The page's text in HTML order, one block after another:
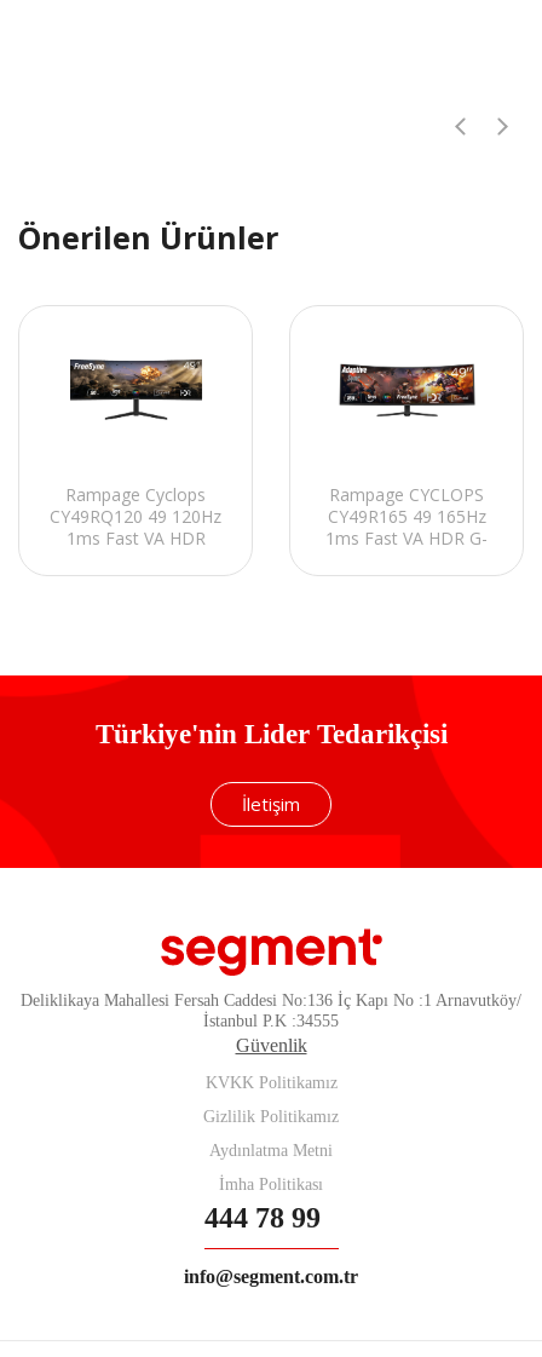
Önerilen Ürünler
Rampage Cyclops
CY49RQ120 49 120Hz
1ms Fast VA HDR
RGB PC Curved
Rampage CYCLOPS
CY49R165 49 165Hz
1ms Fast VA HDR G-
PC Curved Oyuncu
Türkiye'nin Lider Tedarikçisi
İletişim
Deliklikaya Mahallesi Fersah Caddesi No:136 İç Kapı No :1 Arnavutköy/
İstanbul P.K :34555
Güvenlik
KVKK Politikamız
Gizlilik Politikamız
Aydınlatma Metni
İmha Politikası
444 78 99
info@segment.com.tr